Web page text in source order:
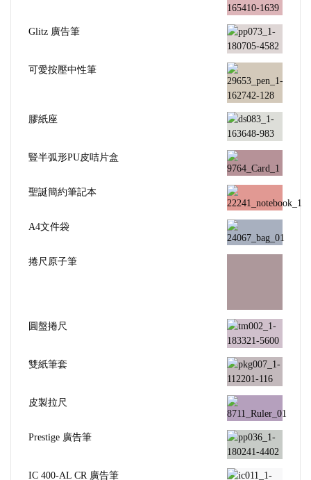
Glitz 廣告筆
可愛按壓中性筆
膠紙座
豎半弧形PU皮咭片盒
聖誕簡約筆記本
A4文件袋
捲尺原子筆
圓盤捲尺
雙紙筆套
皮製拉尺
Prestige 廣告筆
IC 400-AL CR 廣告筆